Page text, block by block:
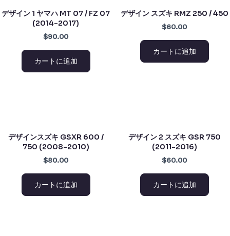
デザイン 1 ヤマハ MT 07 / FZ 07
(2014-2017)
$90.00
カートに追加
デザイン スズキ RMZ 250 / 450
$60.00
カートに追加
デザインスズキ GSXR 600 /
750 (2008-2010)
$80.00
カートに追加
デザイン 2 スズキ GSR 750
(2011-2016)
$60.00
カートに追加